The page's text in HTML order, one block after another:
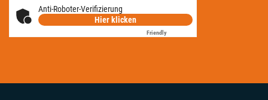
Anti-Roboter-Verifizierung
Hier klicken
FriendlyCaptcha ⇗